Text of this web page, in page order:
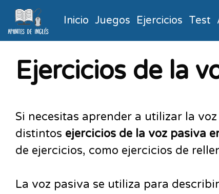
Inicio Juegos Ejercicios Test
Ejercicios de la
Si necesitas aprender a utilizar la
distintos ejercicios de la voz pasiva
de ejercicios, como ejercicios de
La voz pasiva se utiliza para